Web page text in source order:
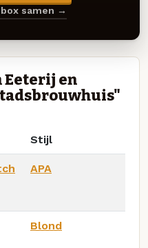
samen →
Eeterij en
Stijl
APA
Blond